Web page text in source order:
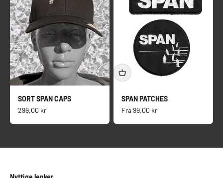
SORT SPAN CAPS
Salgspris
299,00 kr
SPAN PATCHES
Salgspris
Fra99,00 kr